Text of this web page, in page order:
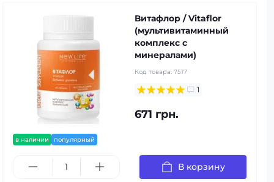
в наличии популярный
Витафлор / Vitaflor
(мультивитаминный
комплекс с
минералами)
Код товара: 7517
1
671 грн.
В корзину